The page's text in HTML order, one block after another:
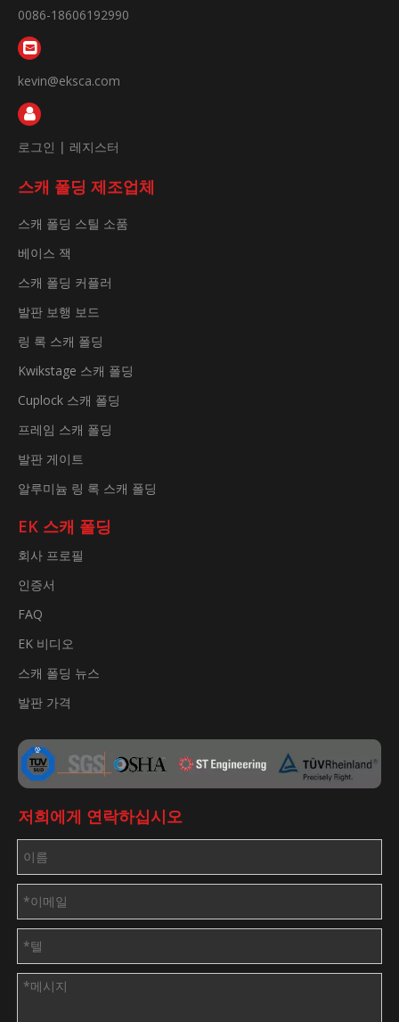
0086-18606192990
kevin@eksca.com
로그인 | 레지스터
스캐 폴딩 제조업체
스캐 폴딩 스틸 소품
베이스 잭
스캐 폴딩 커플러
발판 보행 보드
링 록 스캐 폴딩
Kwikstage 스캐 폴딩
Cuplock 스캐 폴딩
프레임 스캐 폴딩
발판 게이트
알루미늄 링 록 스캐 폴딩
EK 스캐 폴딩
회사 프로필
인증서
FAQ
EK 비디오
스캐 폴딩 뉴스
발판 가격
저희에게 연락하십시오